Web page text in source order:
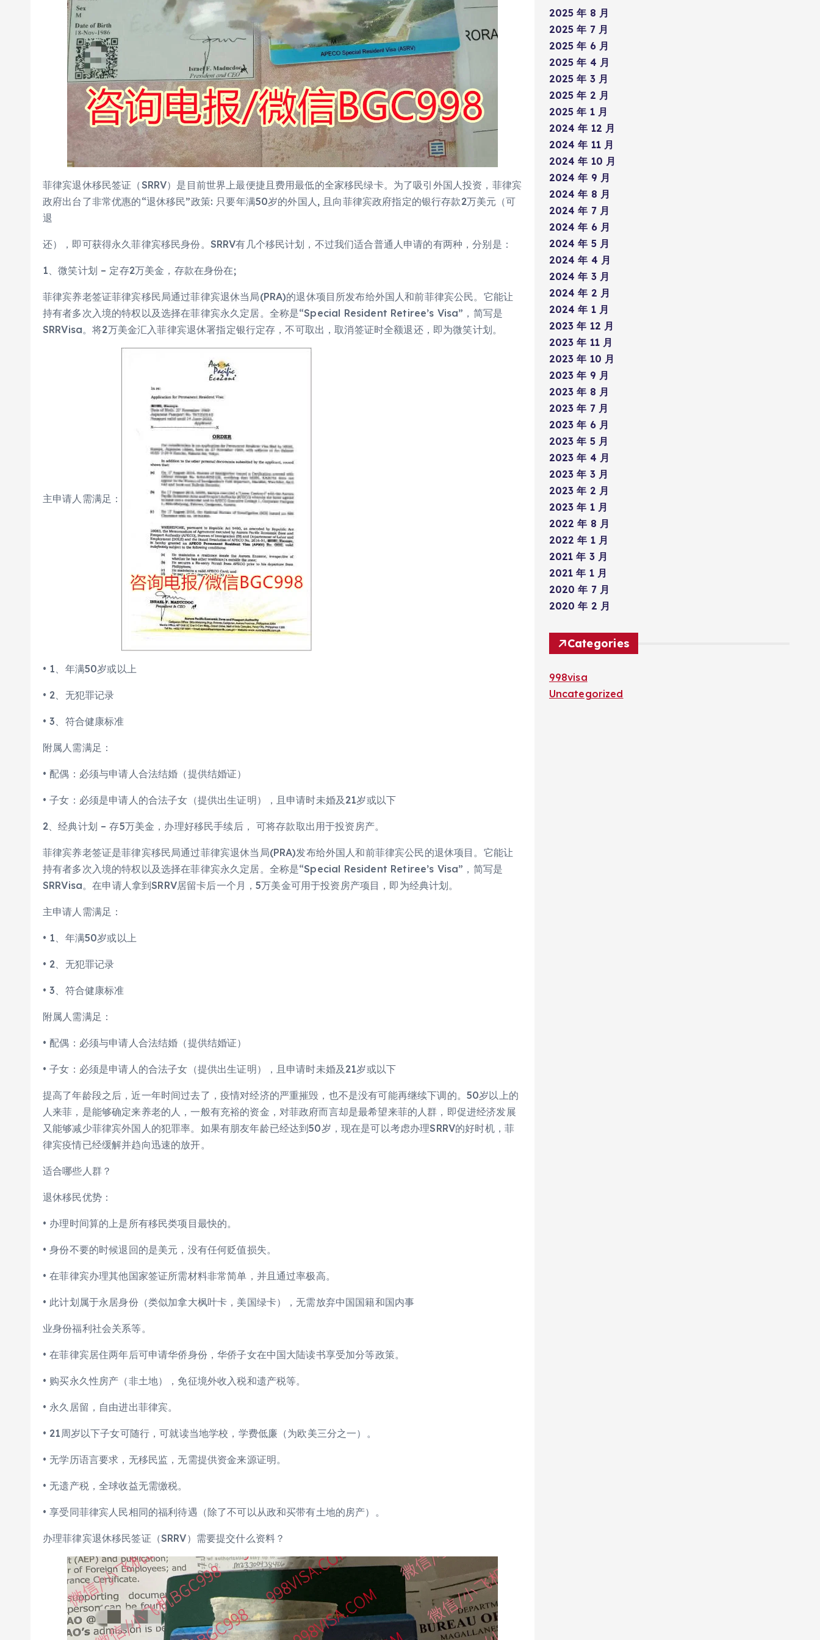
菲律宾退休移民签证（SRRV）是目前世界上最便捷且费用最低的全家移民绿卡。为了吸引外国人投资，菲律宾
政府出台了非常优惠的“退休移民”政策: 只要年满50岁的外国人, 且向菲律宾政府指定的银行存款2万美元（可
退
还），即可获得永久菲律宾移民身份。SRRV有几个移民计划，不过我们适合普通人申请的有两种，分别是：
1、微笑计划 – 定存2万美金，存款在身份在;
菲律宾养老签证菲律宾移民局通过菲律宾退休当局(PRA)的退休项目所发布给外国人和前菲律宾公民。它能让
持有者多次入境的特权以及选择在菲律宾永久定居。全称是“Special Resident Retiree’s Visa”，简写是
SRRVisa。将2万美金汇入菲律宾退休署指定银行定存，不可取出，取消签证时全额退还，即为微笑计划。
主申请人需满足：
• 1、年满50岁或以上
• 2、无犯罪记录
• 3、符合健康标准
附属人需满足：
• 配偶：必须与申请人合法结婚（提供结婚证）
• 子女：必须是申请人的合法子女（提供出生证明），且申请时未婚及21岁或以下
2、经典计划 – 存5万美金，办理好移民手续后， 可将存款取出用于投资房产。
菲律宾养老签证是菲律宾移民局通过菲律宾退休当局(PRA)发布给外国人和前菲律宾公民的退休项目。它能让
持有者多次入境的特权以及选择在菲律宾永久定居。全称是“Special Resident Retiree’s Visa”，简写是
SRRVisa。在申请人拿到SRRV居留卡后一个月，5万美金可用于投资房产项目，即为经典计划。
主申请人需满足：
• 1、年满50岁或以上
• 2、无犯罪记录
• 3、符合健康标准
附属人需满足：
• 配偶：必须与申请人合法结婚（提供结婚证）
• 子女：必须是申请人的合法子女（提供出生证明），且申请时未婚及21岁或以下
提高了年龄段之后，近一年时间过去了，疫情对经济的严重摧毁，也不是没有可能再继续下调的。50岁以上的
人来菲，是能够确定来养老的人，一般有充裕的资金，对菲政府而言却是最希望来菲的人群，即促进经济发展
又能够减少菲律宾外国人的犯罪率。如果有朋友年龄已经达到50岁，现在是可以考虑办理SRRV的好时机，菲
律宾疫情已经缓解并趋向迅速的放开。
适合哪些人群？
退休移民优势：
• 办理时间算的上是所有移民类项目最快的。
• 身份不要的时候退回的是美元，没有任何贬值损失。
• 在菲律宾办理其他国家签证所需材料非常简单，并且通过率极高。
• 此计划属于永居身份（类似加拿大枫叶卡，美国绿卡），无需放弃中国国籍和国内事
业身份福利社会关系等。
• 在菲律宾居住两年后可申请华侨身份，华侨子女在中国大陆读书享受加分等政策。
• 购买永久性房产（非土地），免征境外收入税和遗产税等。
• 永久居留，自由进出菲律宾。
• 21周岁以下子女可随行，可就读当地学校，学费低廉（为欧美三分之一）。
• 无学历语言要求，无移民监，无需提供资金来源证明。
• 无遗产税，全球收益无需缴税。
• 享受同菲律宾人民相同的福利待遇（除了不可以从政和买带有土地的房产）。
办理菲律宾退休移民签证（SRRV）需要提交什么资料？
2025 年 8 月
2025 年 7 月
2025 年 6 月
2025 年 4 月
2025 年 3 月
2025 年 2 月
2025 年 1 月
2024 年 12 月
2024 年 11 月
2024 年 10 月
2024 年 9 月
2024 年 8 月
2024 年 7 月
2024 年 6 月
2024 年 5 月
2024 年 4 月
2024 年 3 月
2024 年 2 月
2024 年 1 月
2023 年 12 月
2023 年 11 月
2023 年 10 月
2023 年 9 月
2023 年 8 月
2023 年 7 月
2023 年 6 月
2023 年 5 月
2023 年 4 月
2023 年 3 月
2023 年 2 月
2023 年 1 月
2022 年 8 月
2022 年 1 月
2021 年 3 月
2021 年 1 月
2020 年 7 月
2020 年 2 月
Categories
998visa
Uncategorized